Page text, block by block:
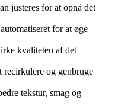
justeres for at opnå det
for at øge
kvaliteten af det
recirkulere og genbruge
tekstur, smag og